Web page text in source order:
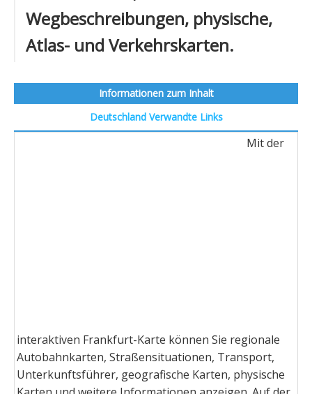
Wegbeschreibungen, physische,
Atlas- und Verkehrskarten.
Informationen zum Inhalt
DeutschlandVerwandte Links
Mit der
interaktiven Frankfurt-Karte können Sie regionale
Autobahnkarten, Straßensituationen, Transport,
Unterkunftsführer, geografische Karten, physische